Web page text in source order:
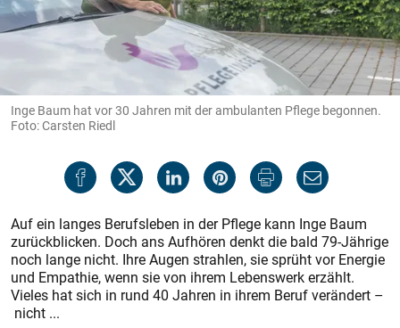
Inge Baum hat vor 30 Jahren mit der ambulanten Pflege begonnen.
Foto: Carsten Riedl
Auf ein langes Berufsleben in der Pflege kann Inge Baum
zurückblicken. Doch ans Aufhören denkt die bald 79-Jährige
noch lange nicht. Ihre Augen strahlen, sie sprüht vor Energie
und Empathie, wenn sie von ihrem Lebenswerk erzählt.
Vieles hat sich in rund 40 Jahren in ihrem Beruf verändert –
nicht ...